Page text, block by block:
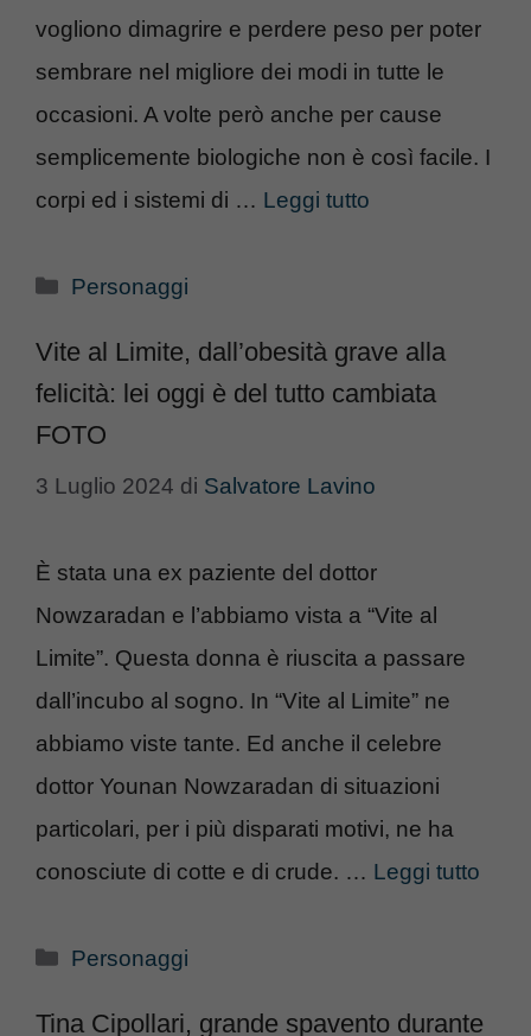
vogliono dimagrire e perdere peso per poter
sembrare nel migliore dei modi in tutte le
occasioni. A volte però anche per cause
semplicemente biologiche non è così facile. I
corpi ed i sistemi di … Leggi tutto
Categorie
Personaggi
Vite al Limite, dall’obesità grave alla
felicità: lei oggi è del tutto cambiata
FOTO
3 Luglio 2024 di Salvatore Lavino
È stata una ex paziente del dottor
Nowzaradan e l’abbiamo vista a “Vite al
Limite”. Questa donna è riuscita a passare
dall’incubo al sogno. In “Vite al Limite” ne
abbiamo viste tante. Ed anche il celebre
dottor Younan Nowzaradan di situazioni
particolari, per i più disparati motivi, ne ha
conosciute di cotte e di crude. … Leggi tutto
Categorie
Personaggi
Tina Cipollari, grande spavento durante